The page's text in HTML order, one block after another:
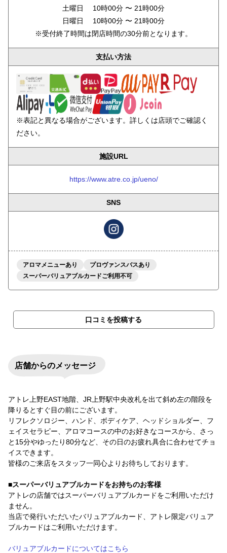
土曜日 10時00分 〜 21時00分
日曜日 10時00分 〜 21時00分
※受付終了時間は閉店時間の30分前となります。
支払い方法
※表記と異なる場合がございます。詳しくは店頭でご確認く
ださい。
施設URL
https://www.atre.co.jp/ueno/
SNS
アロマメニューあり
プロヴァンスバスあり
スーパーバリュアブルカードご利用不可
口コミを投稿する
店舗からのメッセージ
アトレ上野EAST地階、JR上野駅中央改札を出て斜め左の階段を
降りるとすぐ目の前にございます。
リフレクソロジー、ハンド、ボディケア、ヘッドショルダー、フ
ェイスセラピー、アロマコースの中のお好きなコースから、さっ
と15分やゆったり80分など、その日のお疲れ具合に合わせてチョ
イスできます。
皆様のご来店をスタッフ一同心よりお待ちしております。
■スーパーバリュアブルカードをお持ちのお客様
アトレの店舗ではスーパーバリュアブルカードをご利用いただけ
ません。
当店で発行いただいたバリュアブルカード、アトレ限定バリュア
ブルカードはご利用いただけます。
バリュアブルカードについてはこちら